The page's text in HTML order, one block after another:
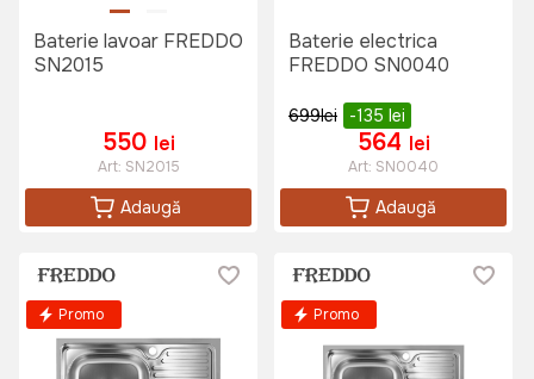
Baterie lavoar FREDDO
SN2015
550 lei
Art: SN2015
Adaugă
Baterie electrica
FREDDO SN0040
699lei -135 lei
564 lei
Art: SN0040
Adaugă
Promo Promo